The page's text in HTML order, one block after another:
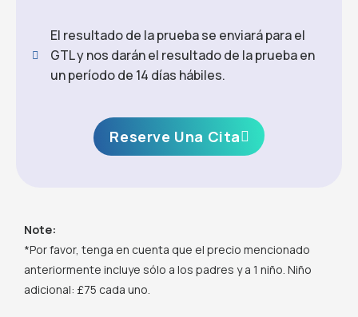
El resultado de la prueba se enviará para el
GTL y nos darán el resultado de la prueba en
un período de 14 días hábiles.
Reserve Una Cita
Note:
*Por favor, tenga en cuenta que el precio mencionado
anteriormente incluye sólo a los padres y a 1 niño. Niño
adicional: £75 cada uno.